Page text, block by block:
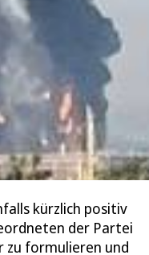
kürzlich positiv
der Partei
zu formulieren und